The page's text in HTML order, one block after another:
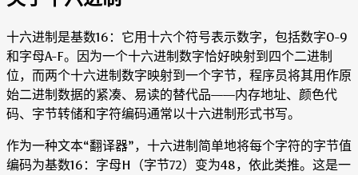
十六进制是基数16：它用十六个符号表示数字，包括数字0-9
和字母A-F。因为一个十六进制数字恰好映射到四个二进制
位，而两个十六进制数字映射到一个字节，程序员将其用作原
始二进制数据的紧凑、易读的替代品——内存地址、颜色代
码、字节转储和字符编码通常以十六进制形式书写。
作为一种文本“翻译器”，十六进制简单地将每个字符的字节值
编码为基数16：字母H（字节72）变为48，依此类推。这是一